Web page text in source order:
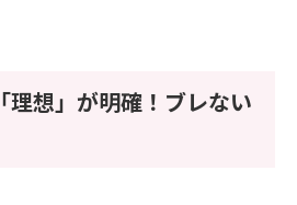
理想」が明確！ブレない